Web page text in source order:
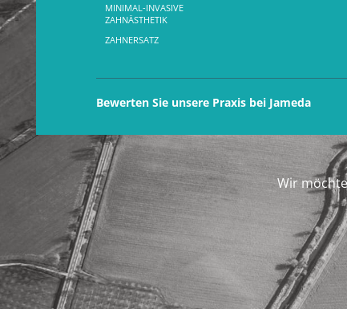
MINIMAL-INVASIVE
ZAHNÄSTHETIK
ZAHNERSATZ
Bewerten Sie unsere Praxis bei Jameda
Wir